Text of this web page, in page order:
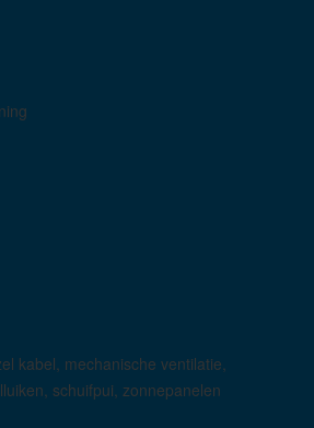
kabel, mechanische ventilatie,
schuifpui, zonnepanelen